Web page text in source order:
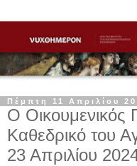
Πέμπτη 11 Απριλίου
Ο Οικουμενικός
Καθεδρικό του
23 Απριλίου